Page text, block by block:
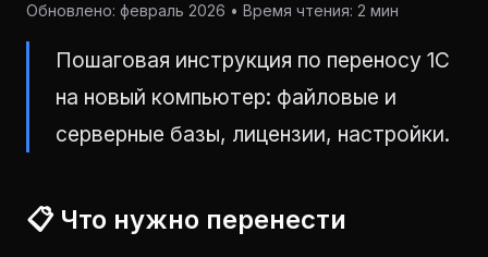
Обновлено: февраль 2026 • Время чтения: 2 мин
Пошаговая инструкция по переносу 1С
на новый компьютер: файловые и
серверные базы, лицензии, настройки.
📋 Что нужно перенести